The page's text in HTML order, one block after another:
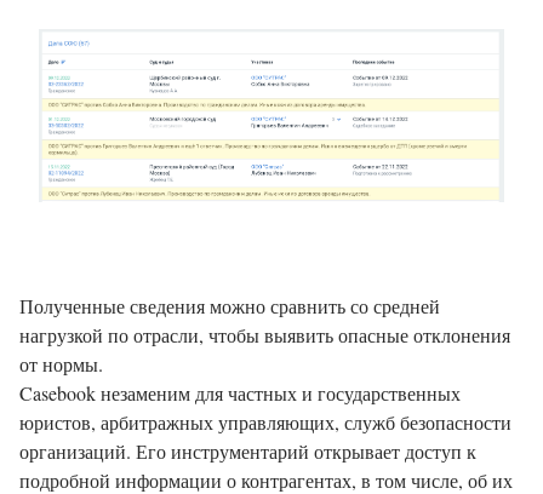
Полученные сведения можно сравнить со средней
нагрузкой по отрасли, чтобы выявить опасные отклонения
от нормы.
Casebook незаменим для частных и государственных
юристов, арбитражных управляющих, служб безопасности
организаций. Его инструментарий открывает доступ к
подробной информации о контрагентах, в том числе, об их